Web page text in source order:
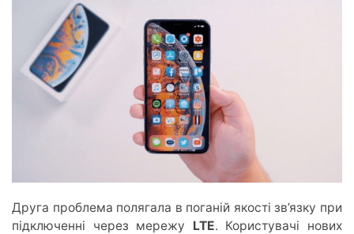
Друга проблема полягала в поганій якості зв’язку при
підключенні через мережу LTE. Користувачі нових